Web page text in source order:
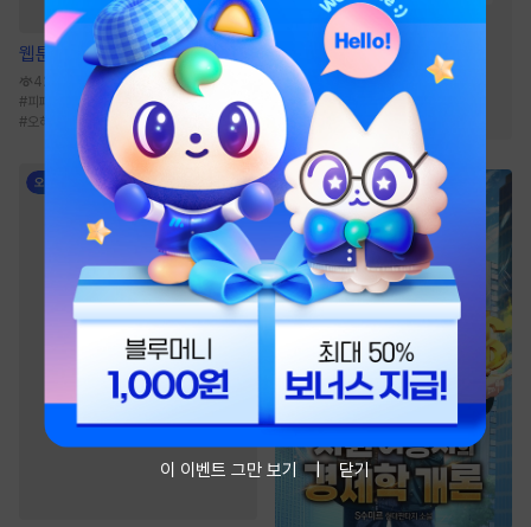
웹툰 사용 후 반품불가
425.9만
#피폐물 복수 # 능력공 #미남공
#오해/착각
검객/무사 #성장물
고독함 #회귀물 #
#잔잔함 #환생물 #천마
빙의물 통쾌함
이 이벤트 그만 보기 닫기